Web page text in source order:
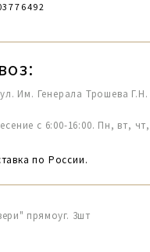
Им. Генерала Трошева
с 6:00-16:00. Пн, вт,
по России.
прямоуг. 3шт